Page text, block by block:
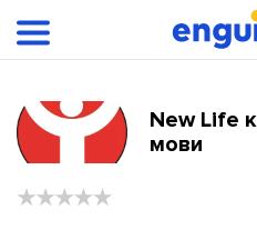
New Life
мови